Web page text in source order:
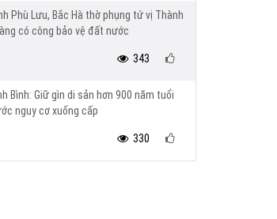
Phù Lưu, Bắc Hà thờ phụng tứ vị Thành
có công bảo vệ đất nước
343
Bình: Giữ gìn di sản hơn 900 năm tuổi
nguy cơ xuống cấp
330